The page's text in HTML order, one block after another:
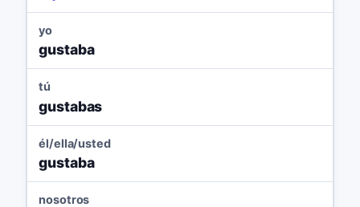
yo
gustaba
tú
gustabas
él/ella/usted
gustaba
nosotros